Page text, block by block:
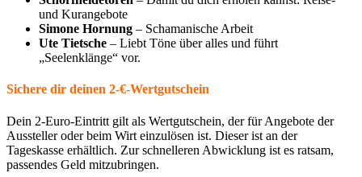
und Kurangebote
Simone Hornung – Schamanische Arbeit
Ute Tietsche – Liebt Töne über alles und führt
„Seelenklänge“ vor.
Sichere dir deinen 2-€-Wertgutschein
Dein 2-Euro-Eintritt gilt als Wertgutschein, der für Angebote der
Aussteller oder beim Wirt einzulösen ist. Dieser ist an der
Tageskasse erhältlich. Zur schnelleren Abwicklung ist es ratsam,
passendes Geld mitzubringen.